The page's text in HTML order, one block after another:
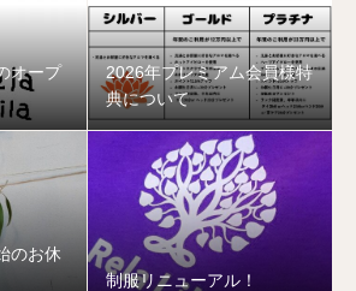
オープ
2026年プレミアム会員様特
典について
のお休
制服リニューアル！